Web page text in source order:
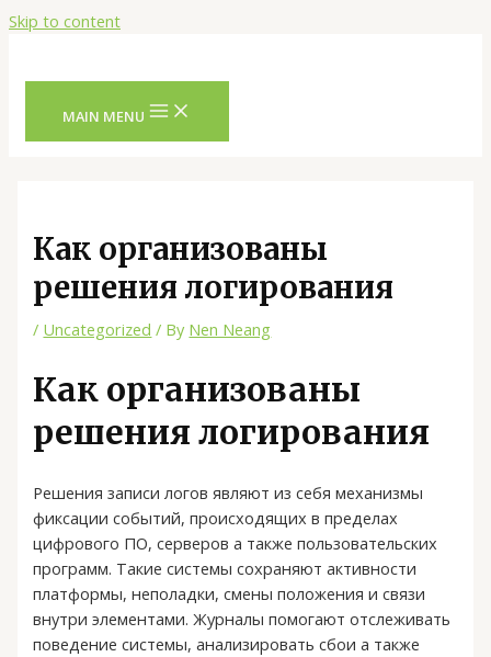
Skip to content
MAIN MENU
Как организованы
решения логирования
/ Uncategorized / By Nen Neang
Как организованы
решения логирования
Решения записи логов являют из себя механизмы
фиксации событий, происходящих в пределах
цифрового ПО, серверов а также пользовательских
программ. Такие системы сохраняют активности
платформы, неполадки, смены положения и связи
внутри элементами. Журналы помогают отслеживать
поведение системы, анализировать сбои а также